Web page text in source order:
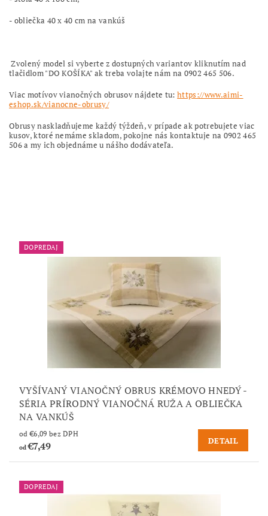
- obliečka 40 x 40 cm na vankúš
Zvolený model si vyberte z dostupných variantov kliknutím nad
tlačidlom "DO KOŠÍKA" ak treba volajte nám na 0902 465 506.
Viac motívov vianočných obrusov nájdete tu:https://www.aimi-
eshop.sk/vianocne-obrusy/
Obrusy naskladňujeme každý týždeň, v prípade ak potrebujete viac
kusov, ktoré nemáme skladom, pokojne nás kontaktuje na 0902 465
506 a my ich objednáme u nášho dodávateľa.
DOPREDAJ
VYŠÍVANÝ VIANOČNÝ OBRUS KRÉMOVO HNEDÝ -
SÉRIA PRÍRODNÝ VIANOČNÁ RUŽA A OBLIEČKA
NA VANKÚŠ
od €6,09 bez DPH
od€7,49 DETAIL
DOPREDAJ